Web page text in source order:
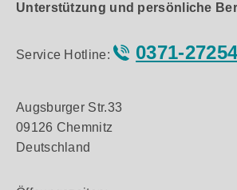
Unterstützung und persönliche
Service Hotline: 0371-
Augsburger Str.33
09126 Chemnitz
Deutschland